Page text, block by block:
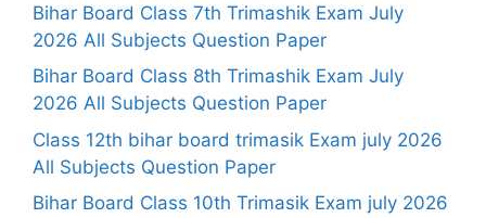
Bihar Board Class 7th Trimashik Exam July
2026 All Subjects Question Paper
Bihar Board Class 8th Trimashik Exam July
2026 All Subjects Question Paper
Class 12th bihar board trimasik Exam july 2026
All Subjects Question Paper
Bihar Board Class 10th Trimasik Exam july 2026